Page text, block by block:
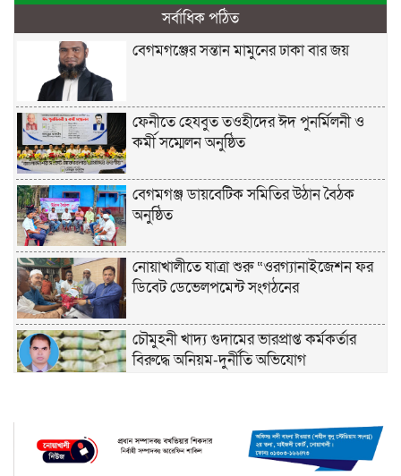
সর্বাধিক পঠিত
বেগমগঞ্জের সন্তান মামুনের ঢাকা বার জয়
ফেনীতে হেযবুত তওহীদের ঈদ পুনর্মিলনী ও
কর্মী সম্মেলন অনুষ্ঠিত
বেগমগঞ্জ ডায়বেটিক সমিতির উঠান বৈঠক
অনুষ্ঠিত
নোয়াখালীতে যাত্রা শুরু “ওরগ্যানাইজেশন ফর
ডিবেট ডেভেলপমেন্ট সংগঠনের
চৌমুহনী খাদ্য গুদামের ভারপ্রাপ্ত কর্মকর্তার
বিরুদ্ধে অনিয়ম-দুর্নীতি অভিযোগ
বনভোজন অনুষ্ঠিত